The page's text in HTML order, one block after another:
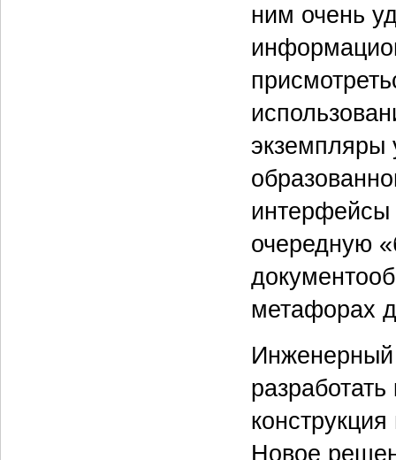
ним очень
экземпляры
интерфейсы
очередную
метафорах
Инженерный
Новое